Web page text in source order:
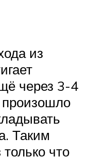
из
через 3-4
Таким
что